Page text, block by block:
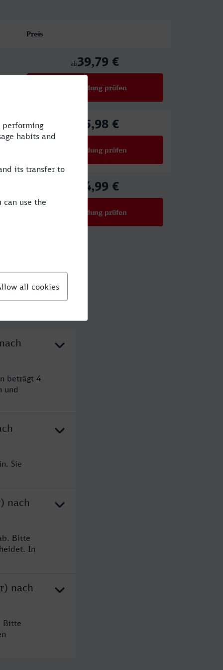
Preis
ab39,79 €
Verbindung prüfen
65,98 €
Verbindung prüfen
54,99 €
Verbindung prüfen
beträgt 4
und
Sie
nach
Bitte
In
nach
Bitte